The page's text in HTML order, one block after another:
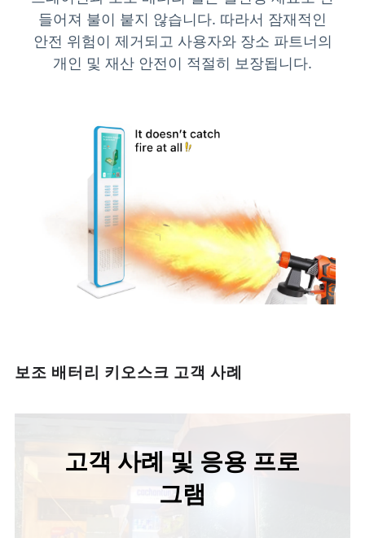
들어져 불이 붙지 않습니다. 따라서 잠재적인
안전 위험이 제거되고 사용자와 장소 파트너의
개인 및 재산 안전이 적절히 보장됩니다.
보조 배터리 키오스크 고객 사례
고객 사례 및 응용 프로
그램